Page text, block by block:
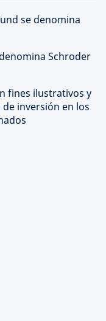
se denomina
Schroder
fines ilustrativos y
inversión en los